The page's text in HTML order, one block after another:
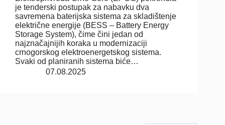
je tenderski postupak za nabavku dva
savremena baterijska sistema za skladištenje
električne energije (BESS – Battery Energy
Storage System), čime čini jedan od
najznačajnijih koraka u modernizaciji
crnogorskog elektroenergetskog sistema.
Svaki od planiranih sistema biće…
07.08.2025